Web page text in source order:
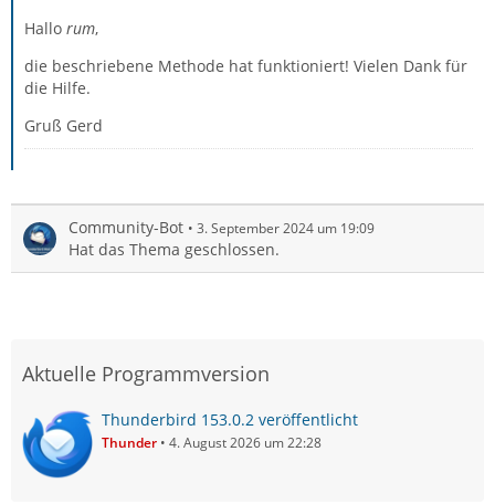
Hallo rum,
die beschriebene Methode hat funktioniert! Vielen Dank für
die Hilfe.
Gruß Gerd
Community-Bot 3. September 2024 um 19:09
Hat das Thema geschlossen.
Aktuelle Programmversion
Thunderbird 153.0.2 veröffentlicht
Thunder 4. August 2026 um 22:28